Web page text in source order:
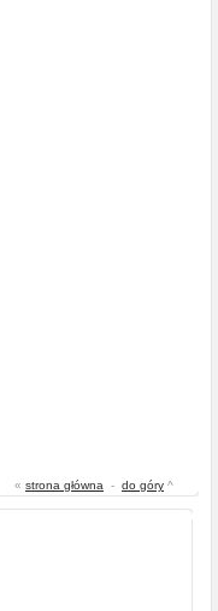
« strona główna - do góry ^